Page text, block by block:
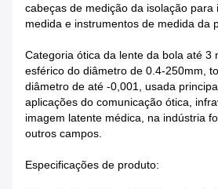
cabeças de medição da isolação para
medida e instrumentos de medida da
Categoria ótica da lente da bola até 3
esférico do diâmetro de 0.4-250mm,
diâmetro de até -0,001, usada
aplicações do comunicação ótica,
imagem latente médica, na indústria
outros campos.
Especificações de produto: